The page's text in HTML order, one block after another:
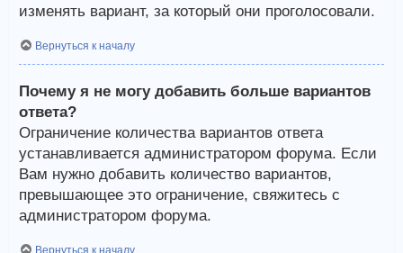
изменять вариант, за который они проголосовали.
Вернуться к началу
Почему я не могу добавить больше вариантов
ответа?
Ограничение количества вариантов ответа
устанавливается администратором форума. Если
Вам нужно добавить количество вариантов,
превышающее это ограничение, свяжитесь с
администратором форума.
Вернуться к началу